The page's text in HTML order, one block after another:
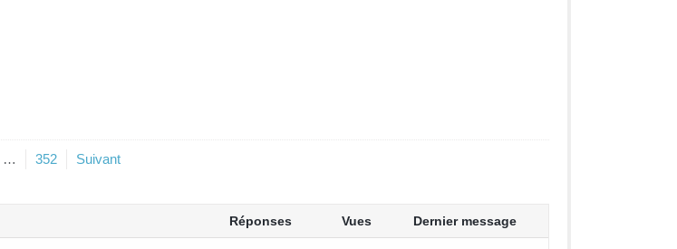
… 352 Suivant
Réponses Vues Dernier message